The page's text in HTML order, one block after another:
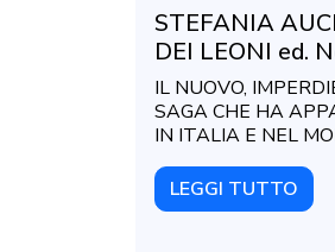
STEFANIA
DEI LEONI ed.
IL NUOVO,
SAGA CHE HA
IN ITALIA E NEL
LEGGI TUTTO